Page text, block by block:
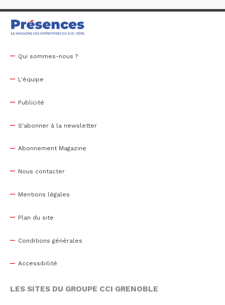
Qui sommes-nous ?
L'équipe
Publicité
S'abonner à la newsletter
Abonnement Magazine
Nous contacter
Mentions légales
Plan du site
Conditions générales
Accessibilité
LES SITES DU GROUPE CCI GRENOBLE